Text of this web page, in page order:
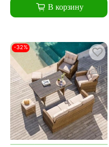
В корзину
-32%